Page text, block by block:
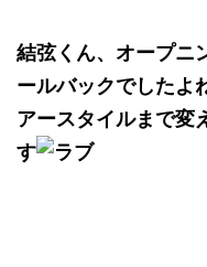
結弦くん、オープニ
ールバックでしたよ
アースタイルまで変
す